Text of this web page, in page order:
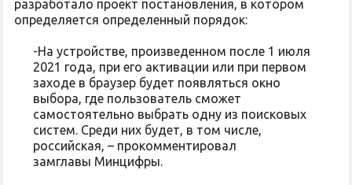
разработало проект постановления, в котором
определяется определенный порядок:
-На устройстве, произведенном после 1 июля
2021 года, при его активации или при первом
заходе в браузер будет появляться окно
выбора, где пользователь сможет
самостоятельно выбрать одну из поисковых
систем. Среди них будет, в том числе,
российская, – прокомментировал
замглавы Минцифры.